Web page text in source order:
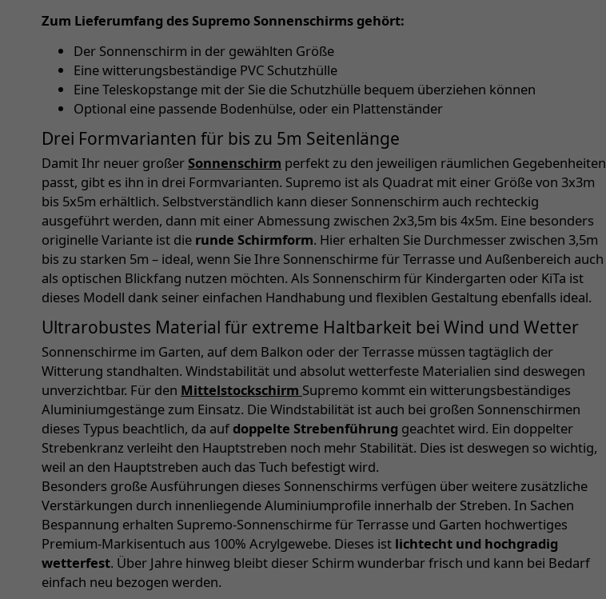
Zum Lieferumfang des Supremo Sonnenschirms gehört:
Der Sonnenschirm in der gewählten Größe
Eine witterungsbeständige PVC Schutzhülle
Eine Teleskopstange mit der Sie die Schutzhülle bequem überziehen können
Optional eine passende Bodenhülse, oder ein Plattenständer
Drei Formvarianten für bis zu 5m Seitenlänge
Damit Ihr neuer großerSonnenschirm perfekt zu den jeweiligen räumlichen Gegebenheiten
passt, gibt es ihn in drei Formvarianten. Supremo ist als Quadrat mit einer Größe von 3x3m
bis 5x5m erhältlich. Selbstverständlich kann dieser Sonnenschirm auch rechteckig
ausgeführt werden, dann mit einer Abmessung zwischen 2x3,5m bis 4x5m. Eine besonders
originelle Variante ist die runde Schirmform. Hier erhalten Sie Durchmesser zwischen 3,5m
bis zu starken 5m – ideal, wenn Sie Ihre Sonnenschirme für Terrasse und Außenbereich auch
als optischen Blickfang nutzen möchten. Als Sonnenschirm für Kindergarten oder KiTa ist
dieses Modell dank seiner einfachen Handhabung und flexiblen Gestaltung ebenfalls ideal.
Ultrarobustes Material für extreme Haltbarkeit bei Wind und Wetter
Sonnenschirme im Garten, auf dem Balkon oder der Terrasse müssen tagtäglich der
Witterung standhalten. Windstabilität und absolut wetterfeste Materialien sind deswegen
unverzichtbar. Für den Mittelstockschirm Supremo kommt ein witterungsbeständiges
Aluminiumgestänge zum Einsatz. Die Windstabilität ist auch bei großen Sonnenschirmen
dieses Typus beachtlich, da aufdoppelte Strebenführung geachtet wird. Ein doppelter
Strebenkranz verleiht den Hauptstreben noch mehr Stabilität. Dies ist deswegen so wichtig,
weil an den Hauptstreben auch das Tuch befestigt wird.
Besonders große Ausführungen dieses Sonnenschirms verfügen über weitere zusätzliche
Verstärkungen durch innenliegende Aluminiumprofile innerhalb der Streben. In Sachen
Bespannung erhalten Supremo-Sonnenschirme für Terrasse und Garten hochwertiges
Premium-Markisentuch aus 100% Acrylgewebe. Dieses ist lichtecht und hochgradig
wetterfest. Über Jahre hinweg bleibt dieser Schirm wunderbar frisch und kann bei Bedarf
einfach neu bezogen werden.